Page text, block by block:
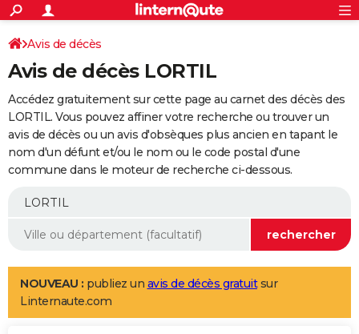
ACTUALITÉS
Politique
Société
Faits Divers
Education
Monde
Villes
+
SPORT
Coupe du monde 2026
Football
Tennis
Cyclisme
Rugby
Forum
Programme TV
TNTStreaming
Cinéma
Sorties cinéma
Musique
+
FINANCE
Retraite
Epargne
Immobilier
Risques naturels par ville
Banque
Assurance
AUTO
Essais
Réserver un essai
Citadines
Berlines
SUV
Forum auto
+
Mobiles
Meilleur smartphone
Internet
Ordinateurs
Jeux vidéo
Guide high-tech
Aménagement intérieur
LIFESTYLE
Art de vivre
Bien-être
Loisirs
Mode
Modes de vie
Avis de décès
Avis de décès LORTIL
Accédez gratuitement sur cette page au carnet des décès des
LORTIL. Vous pouvez affiner votre recherche ou trouver un
avis de décès ou un avis d'obsèques plus ancien en tapant le
nom d'un défunt et/ou le nom ou le code postal d'une
commune dans le moteur de recherche ci-dessous.
NOUVEAU : publiez un avis de décès gratuitsur
Linternaute.com